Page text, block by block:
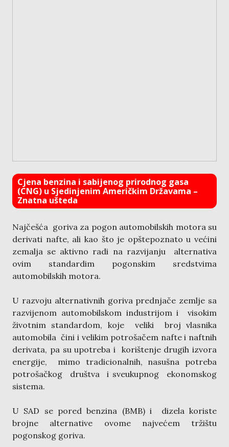
Cjena benzina i sabijenog prirodnog gasa
(CNG) u Sjedinjenim Američkim Državama –
Znatna ušteda
Najčešća goriva za pogon automobilskih motora su
derivati nafte, ali kao što je opštepoznato u većini
zemalja se aktivno radi na razvijanju alternativa
ovim standardim pogonskim sredstvima
automobilskih motora.
U razvoju alternativnih goriva prednjače zemlje sa
razvijenom automobilskom industrijom i visokim
životnim standardom, koje veliki broj vlasnika
automobila čini i velikim potrošačem nafte i naftnih
derivata, pa su upotreba i korištenje drugih izvora
energije, mimo tradicionalnih, nasušna potreba
potrošačkog društva i sveukupnog ekonomskog
sistema.
U SAD se pored benzina (BMB) i dizela koriste
brojne alternative ovome najvećem tržištu
pogonskog goriva.